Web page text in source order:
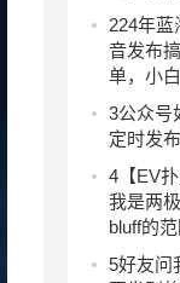
224年
音发布
单，小
3公众号
定时发
4 【EV
我是两
bluff的范
5好友问